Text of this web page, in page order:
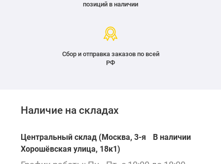
позиций в наличии
Сбор и отправка заказов по всей
РФ
Наличие на складах
Центральный склад (Москва, 3-я
Хорошёвская улица, 18к1)
В наличии